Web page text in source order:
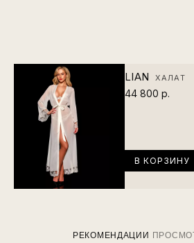
LIAN ХАЛАТ
44 800 р.
В КОРЗИНУ
РЕКОМЕНДАЦИИ